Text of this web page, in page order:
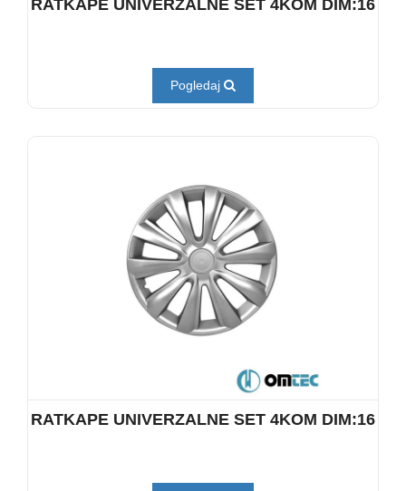
RATKAPE UNIVERZALNE SET 4KOM DIM:16
Pogledaj
RATKAPE UNIVERZALNE SET 4KOM DIM:16